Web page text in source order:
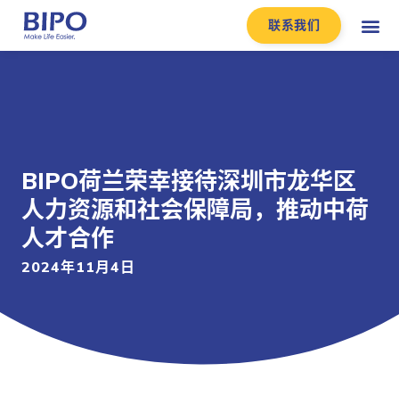
联系我们
BIPO荷兰荣幸接待深圳市龙华区
人力资源和社会保障局，推动中荷
人才合作
2024年11月4日